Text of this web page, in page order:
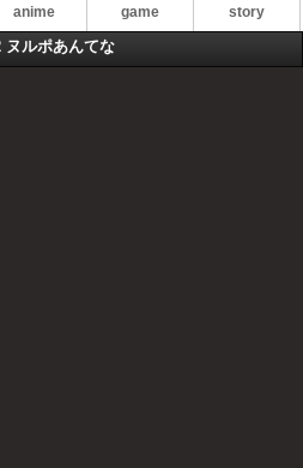
anime game story
ヌルポあんてな